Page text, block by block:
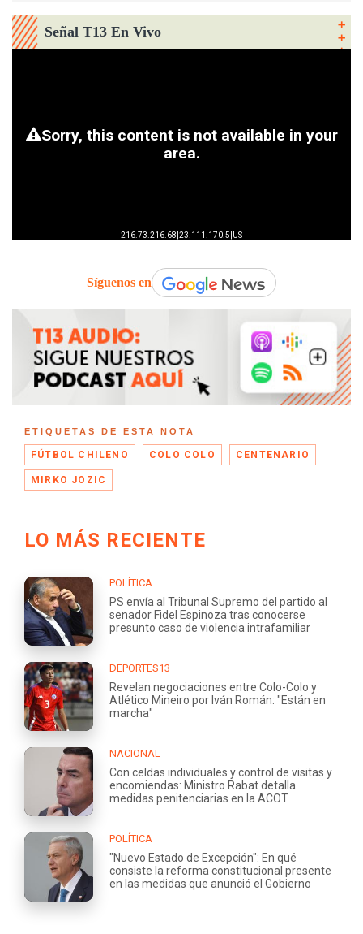
Señal T13 En Vivo
Síguenos en
ETIQUETAS DE ESTA NOTA
FÚTBOL CHILENO COLO COLO CENTENARIO
MIRKO JOZIC
LO MÁS RECIENTE
POLÍTICA
PS envía al Tribunal Supremo del partido al
senador Fidel Espinoza tras conocerse
presunto caso de violencia intrafamiliar
DEPORTES13
Revelan negociaciones entre Colo-Colo y
Atlético Mineiro por Iván Román: "Están en
marcha"
NACIONAL
Con celdas individuales y control de visitas y
encomiendas: Ministro Rabat detalla
medidas penitenciarias en la ACOT
POLÍTICA
"Nuevo Estado de Excepción": En qué
consiste la reforma constitucional presente
en las medidas que anunció el Gobierno